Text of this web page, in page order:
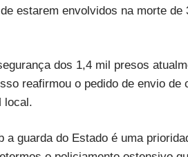
estarem envolvidos na morte de
dos 1,4 mil presos
reafirmou o pedido de envio de
local.
guarda do Estado é uma